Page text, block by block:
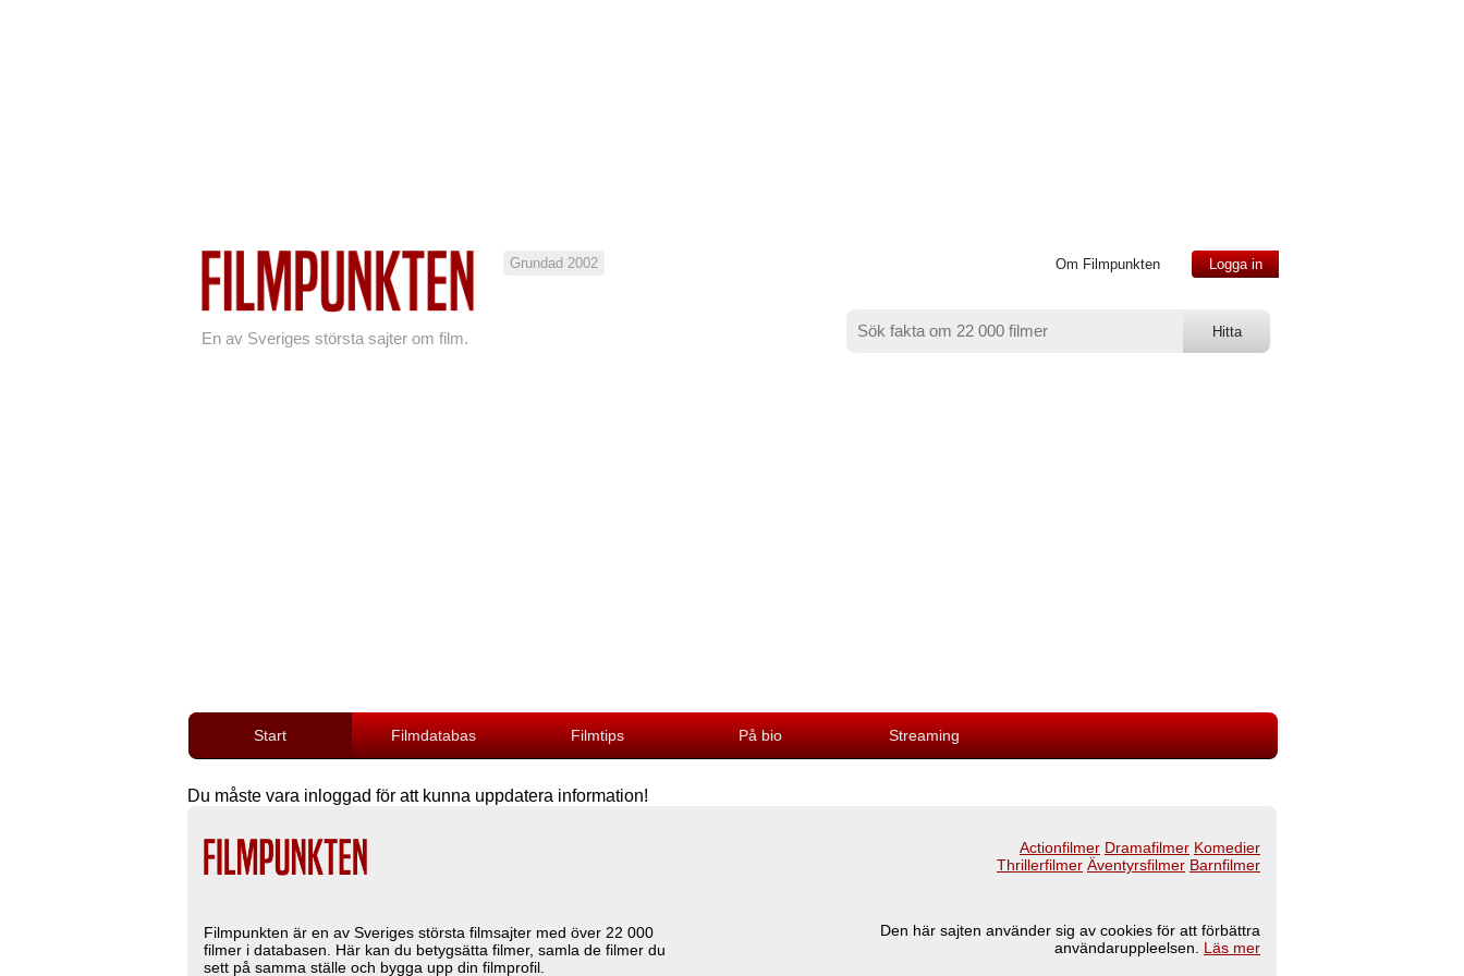
En av Sveriges största sajter om film.
Grundad 2002 Om Filmpunkten Logga in
Start Filmdatabas Filmtips På bio Streaming
Du måste vara inloggad för att kunna uppdatera information!
Filmpunkten är en av Sveriges största filmsajter med över 22 000
filmer i databasen. Här kan du betygsätta filmer, samla de filmer du
sett på samma ställe och bygga upp din filmprofil.
Actionfilmer Dramafilmer Komedier
Thrillerfilmer Äventyrsfilmer Barnfilmer
Den här sajten använder sig av cookies för att förbättra
användaruppleelsen. Läs mer